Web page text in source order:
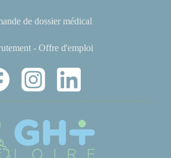
de dossier médical
- Offre d'emploi